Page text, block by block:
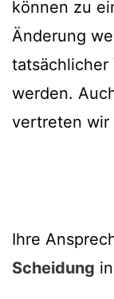
können zu
Änderung
tatsächlicher
werden.
vertreten wir
Ihre
Scheidung in